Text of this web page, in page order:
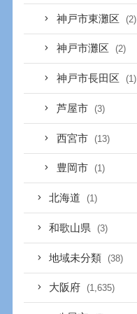
神戸市東灘区 (2)
神戸市灘区 (2)
神戸市長田区 (1)
芦屋市 (3)
西宮市 (13)
豊岡市 (1)
北海道 (1)
和歌山県 (3)
地域未分類 (38)
大阪府 (1,635)